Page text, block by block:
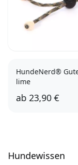
HundeNerd®
lime
ab 23,90 €
Hundewissen